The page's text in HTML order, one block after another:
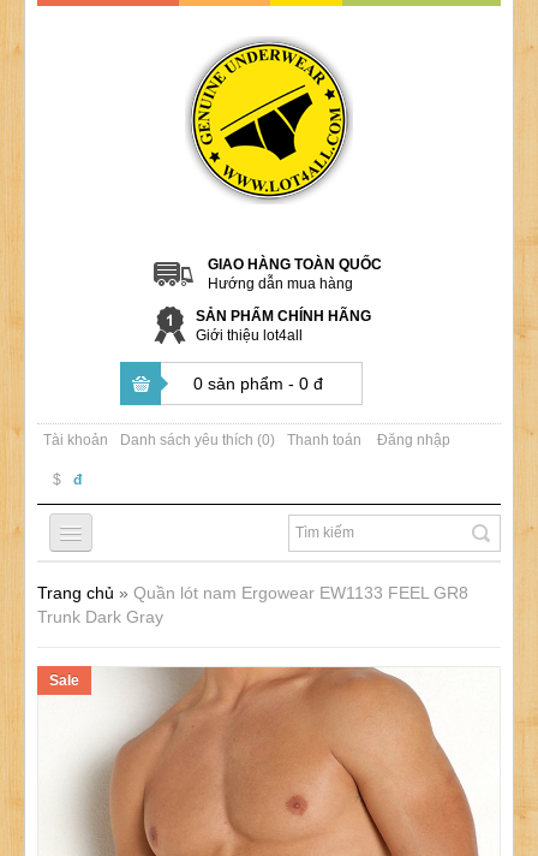
GIAO HÀNG TOÀN QUỐC
Hướng dẫn mua hàng
SẢN PHẨM CHÍNH HÃNG
Giới thiệu lot4all
0 sản phẩm - 0 đ
Tài khoản Danh sách yêu thích (0) Thanh toán Đăng nhập
$ đ
QUẦN LÓT NAM
ÁO LÓT NAM
ĐỒ LÓT NỮ
Trang chủ » Quần lót nam Ergowear EW1133 FEEL GR8
Trunk Dark Gray
Sale